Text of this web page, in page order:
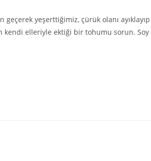
yeşerttiğimiz, çürük olanı ayıklayıp
kendi elleriyle ektiği bir tohumu sorun. Soy